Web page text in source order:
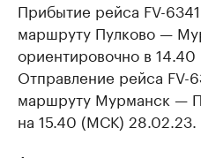
Прибытие рейса FV-
маршруту Пулково —
ориентировочно в
Отправление рейса FV-
маршруту Мурманск —
на 15.40 (МСК) 28.02.23.